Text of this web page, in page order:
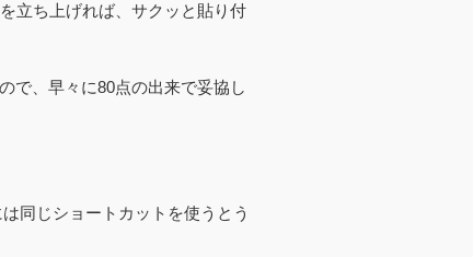
立ち上げれば、サクッと貼り付
で、早々に80点の出来で妥協し
同じショートカットを使うとう